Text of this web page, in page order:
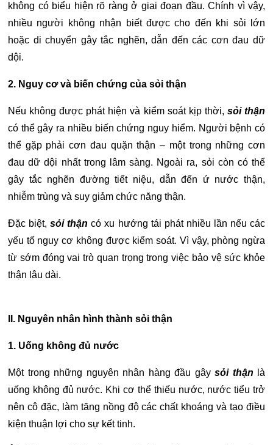
không có biểu hiện rõ ràng ở giai đoạn đầu. Chính vì vậy,
nhiều người không nhận biết được cho đến khi sỏi lớn
hoặc di chuyển gây tắc nghẽn, dẫn đến các cơn đau dữ
dội.
2. Nguy cơ và biến chứng của sỏi thận
Nếu không được phát hiện và kiểm soát kịp thời, sỏi thận
có thể gây ra nhiều biến chứng nguy hiểm. Người bệnh có
thể gặp phải cơn đau quặn thận – một trong những cơn
đau dữ dội nhất trong lâm sàng. Ngoài ra, sỏi còn có thể
gây tắc nghẽn đường tiết niệu, dẫn đến ứ nước thận,
nhiễm trùng và suy giảm chức năng thận.
Đặc biệt,sỏi thận có xu hướng tái phát nhiều lần nếu các
yếu tố nguy cơ không được kiểm soát. Vì vậy, phòng ngừa
từ sớm đóng vai trò quan trọng trong việc bảo vệ sức khỏe
thận lâu dài.
II. Nguyên nhân hình thành sỏi thận
1. Uống không đủ nước
Một trong những nguyên nhân hàng đầu gây sỏi thận là
uống không đủ nước. Khi cơ thể thiếu nước, nước tiểu trở
nên cô đặc, làm tăng nồng độ các chất khoáng và tạo điều
kiện thuận lợi cho sự kết tinh.